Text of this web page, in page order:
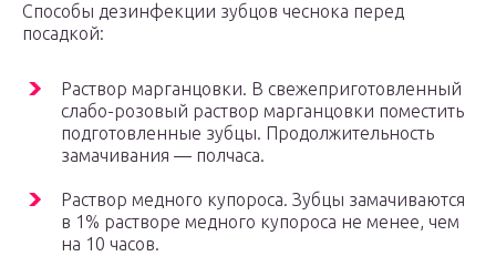
Способы дезинфекции зубцов чеснока перед
посадкой:
Раствор марганцовки. В свежеприготовленный
слабо-розовый раствор марганцовки поместить
подготовленные зубцы. Продолжительность
замачивания — полчаса.
Раствор медного купороса. Зубцы замачиваются
в 1% растворе медного купороса не менее, чем
на 10 часов.